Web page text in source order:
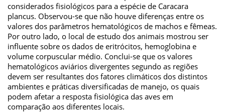
considerados fisiológicos para a espécie de Caracara
plancus. Observou-se que não houve diferenças entre os
valores dos parâmetros hematológicos de machos e fêmeas.
Por outro lado, o local de estudo dos animais mostrou ser
influente sobre os dados de eritrócitos, hemoglobina e
volume corpuscular médio. Conclui-se que os valores
hematológicos aviários divergentes segundo as regiões
devem ser resultantes dos fatores climáticos dos distintos
ambientes e práticas diversificadas de manejo, os quais
podem afetar a resposta fisiológica das aves em
comparação aos diferentes locais.